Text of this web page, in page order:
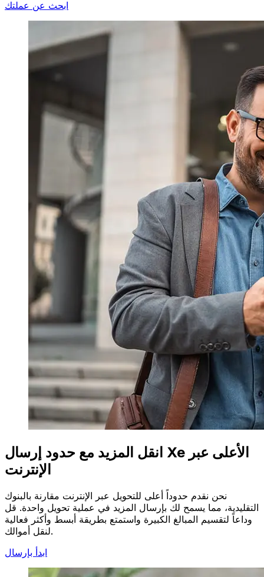
ابحث عن عملتك
انقل المزيد مع حدود إرسال Xe الأعلى عبر
الإنترنت
نحن نقدم حدوداً أعلى للتحويل عبر الإنترنت مقارنة بالبنوك
التقليدية، مما يسمح لك بإرسال المزيد في عملية تحويل واحدة. قل
وداعاً لتقسيم المبالغ الكبيرة واستمتع بطريقة أبسط وأكثر فعالية
لنقل أموالك.
ابدأ بإرسال